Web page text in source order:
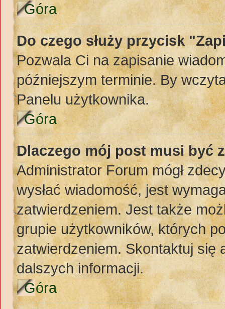
Góra
Do czego służy przycisk
Pozwala Ci na zapisanie
późniejszym terminie. By
Panelu użytkownika.
Góra
Dlaczego mój post musi być
Administrator Forum mógł
wysłać wiadomość, jest
zatwierdzeniem. Jest także
grupie użytkowników, których
zatwierdzeniem. Skontaktuj się
dalszych informacji.
Góra